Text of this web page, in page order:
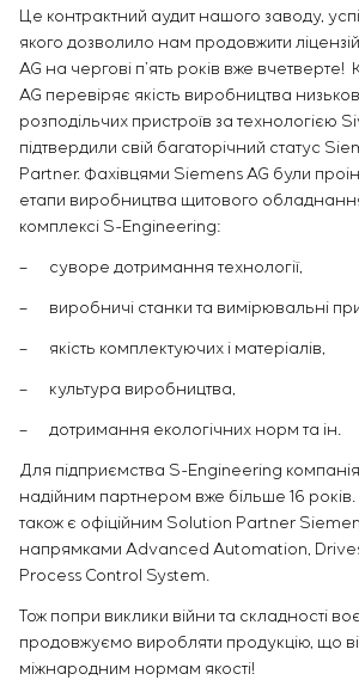
Це контрактний аудит нашого заводу,
якого дозволило нам продовжити
AG на чергові п’ять років вже
AG перевіряє якість виробництва
розподільчих пристроїв за технологією
підтвердили свій багаторічний статус
Partner. Фахівцями Siemens AG були
етапи виробництва щитового
комплексі S-Engineering:
– суворе дотримання технології,
– виробничі станки та вимірювальні
– якість комплектуючих і матеріалів,
– культура виробництва,
– дотримання екологічних норм та ін.
Для підприємства S-Engineering
надійним партнером вже більше 16
також є офіційним Solution Partner
напрямками Advanced Automation,
Process Control System.
Тож попри виклики війни та складності
продовжуємо виробляти продукцію, що
міжнародним нормам якості!